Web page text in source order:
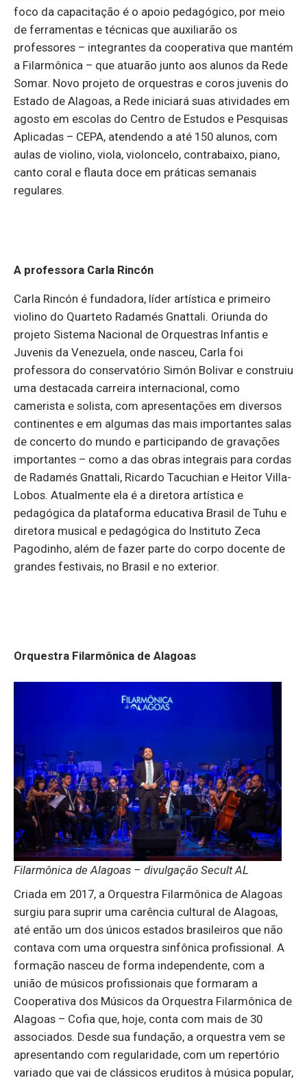
foco da capacitação é o apoio pedagógico, por meio
de ferramentas e técnicas que auxiliarão os
professores – integrantes da cooperativa que mantém
a Filarmônica – que atuarão junto aos alunos da Rede
Somar. Novo projeto de orquestras e coros juvenis do
Estado de Alagoas, a Rede iniciará suas atividades em
agosto em escolas do Centro de Estudos e Pesquisas
Aplicadas – CEPA, atendendo a até 150 alunos, com
aulas de violino, viola, violoncelo, contrabaixo, piano,
canto coral e flauta doce em práticas semanais
regulares.
A professora Carla Rincón
Carla Rincón é fundadora, líder artística e primeiro
violino do Quarteto Radamés Gnattali. Oriunda do
projeto Sistema Nacional de Orquestras Infantis e
Juvenis da Venezuela, onde nasceu, Carla foi
professora do conservatório Simón Bolivar e construiu
uma destacada carreira internacional, como
camerista e solista, com apresentações em diversos
continentes e em algumas das mais importantes salas
de concerto do mundo e participando de gravações
importantes – como a das obras integrais para cordas
de Radamés Gnattali, Ricardo Tacuchian e Heitor Villa-
Lobos. Atualmente ela é a diretora artística e
pedagógica da plataforma educativa Brasil de Tuhu e
diretora musical e pedagógica do Instituto Zeca
Pagodinho, além de fazer parte do corpo docente de
grandes festivais, no Brasil e no exterior.
Orquestra Filarmônica de Alagoas
Filarmônica de Alagoas – divulgação Secult AL
Criada em 2017, a Orquestra Filarmônica de Alagoas
surgiu para suprir uma carência cultural de Alagoas,
até então um dos únicos estados brasileiros que não
contava com uma orquestra sinfônica profissional. A
formação nasceu de forma independente, com a
união de músicos profissionais que formaram a
Cooperativa dos Músicos da Orquestra Filarmônica de
Alagoas – Cofia que, hoje, conta com mais de 30
associados. Desde sua fundação, a orquestra vem se
apresentando com regularidade, com um repertório
variado que vai de clássicos eruditos à música popular,